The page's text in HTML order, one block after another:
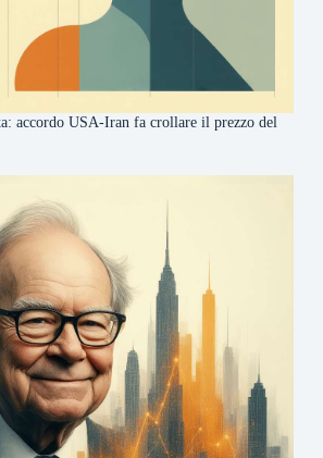
accordo USA-Iran fa crollare il prezzo del